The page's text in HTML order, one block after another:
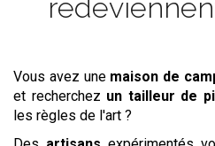
Vous avez unemaison de
et recherchez un tailleur de
les règles de l'art ?